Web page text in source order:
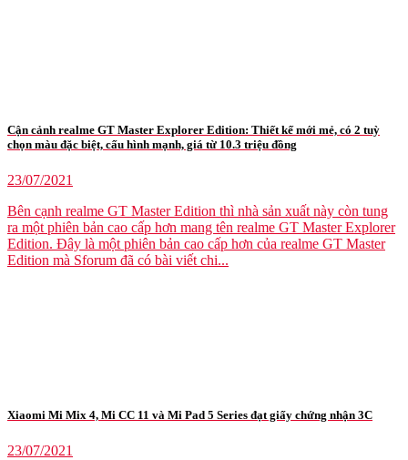
Cận cảnh realme GT Master Explorer Edition: Thiết kế mới mẻ, có 2 tuỳ
chọn màu đặc biệt, cấu hình mạnh, giá từ 10.3 triệu đồng
23/07/2021
Bên cạnh realme GT Master Edition thì nhà sản xuất này còn tung
ra một phiên bản cao cấp hơn mang tên realme GT Master Explorer
Edition. Đây là một phiên bản cao cấp hơn của realme GT Master
Edition mà Sforum đã có bài viết chi...
Xiaomi Mi Mix 4, Mi CC 11 và Mi Pad 5 Series đạt giấy chứng nhận 3C
23/07/2021